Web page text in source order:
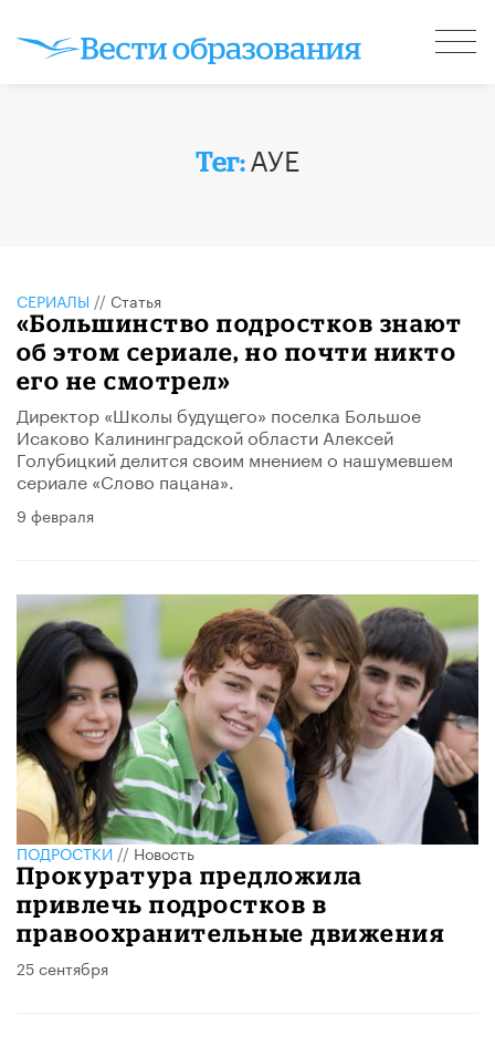
Тег: АУЕ
СЕРИАЛЫ // Статья
«Большинство подростков знают
об этом сериале, но почти никто
его не смотрел»
Директор «Школы будущего» поселка Большое
Исаково Калининградской области Алексей
Голубицкий делится своим мнением о нашумевшем
сериале «Слово пацана».
9 февраля
ПОДРОСТКИ//Новость
Прокуратура предложила
привлечь подростков в
правоохранительные движения
25 сентября